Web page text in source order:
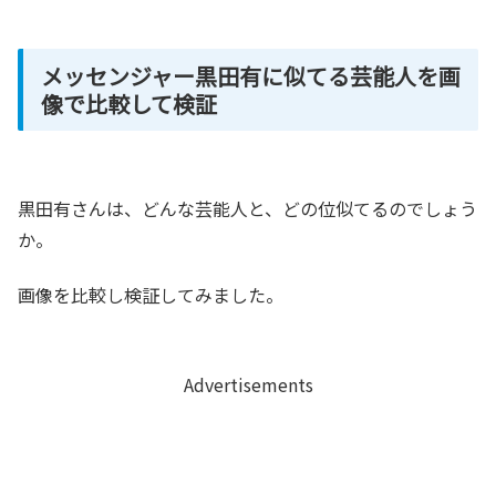
メッセンジャー黒田有に似てる芸能人を画
像で比較して検証
黒田有さんは、どんな芸能人と、どの位似てるのでしょう
か。
画像を比較し検証してみました。
Advertisements